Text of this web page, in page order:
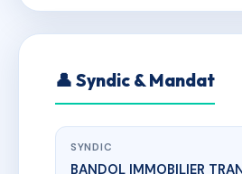
👤 Syndic & Mandat
SYNDIC
BANDOL IMMOBILIER